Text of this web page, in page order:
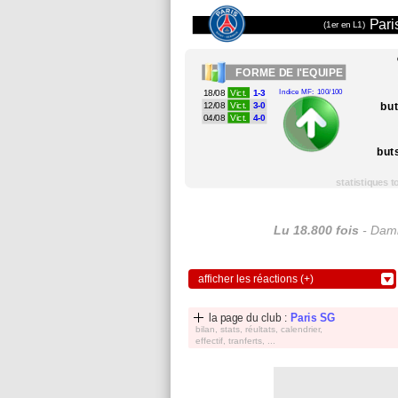
(1er en L1)
FORME DE l'EQUIPE
Indice MF: 100/100
18/08 Vict.
1-3
12/08
Vict. 3-0
04/08 Vict. 4-0
statistiques
Lu 18.800 fois -
afficher les réactions (+)
la page du club : Paris SG
bilan, stats, réultats, calendrier,
effectif, tranferts, ...